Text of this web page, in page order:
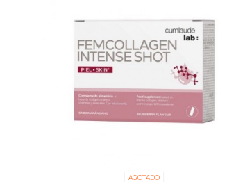
AGOTADO